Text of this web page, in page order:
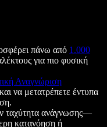
πάνω από 1.000
για πιο φυσική
Αναγνώριση
να μετατρέπετε έντυπα
ταχύτητα ανάγνωσης—
κατανόηση ή